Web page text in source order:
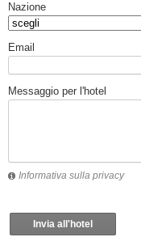
Nazione
Email
Messaggio per l'hotel
Informativa sulla privacy
Invia all'hotel